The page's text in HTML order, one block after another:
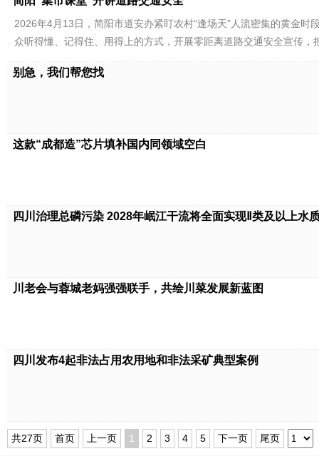
2026年4月13日，简阳市道安办紧盯农村“逢场天”人流密集的黄金
众听得懂、记得住、用得上的方式，开展零距离道路交通安全宣传，
别急，我们帮您找
这款“成都造”芯片填补国内同领域空白
四川治理总磷污染 2028年岷江干流将全面实现Ⅱ类及以上水
川老会与蓉城老妈强强联手，共绘川菜发展新蓝图
四川发布4起非法占用农用地和非法采矿典型案例
共27页 首页 上一页 1 2 3 4 5 下一页 尾页